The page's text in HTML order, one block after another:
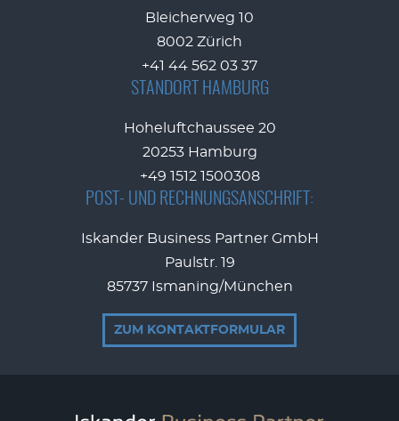
Bleicherweg 10
8002 Zürich
+41 44 562 03 37
STANDORT HAMBURG
Hoheluftchaussee 20
20253 Hamburg
+49 1512 1500308
POST- UND RECHNUNGSANSCHRIFT:
Iskander Business Partner GmbH
Paulstr. 19
85737 Ismaning/München
ZUM KONTAKTFORMULAR